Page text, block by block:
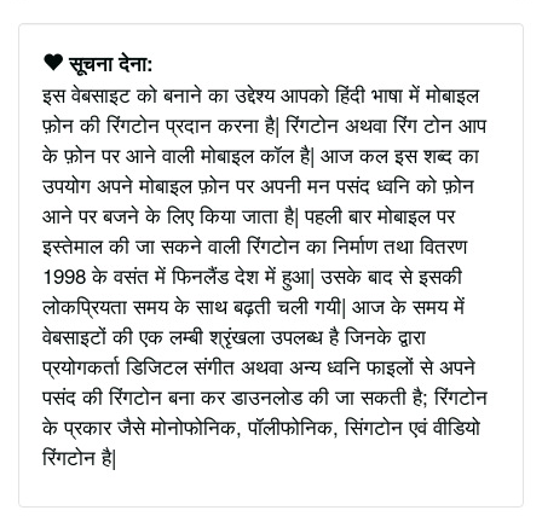
सूचना देना:
इस वेबसाइट को बनाने का उद्देश्य आपको हिंदी भाषा में मोबाइल
फ़ोन की रिंगटोन प्रदान करना है| रिंगटोन अथवा रिंग टोन आप
के फ़ोन पर आने वाली मोबाइल कॉल है| आज कल इस शब्द का
उपयोग अपने मोबाइल फ़ोन पर अपनी मन पसंद ध्वनि को फ़ोन
आने पर बजने के लिए किया जाता है| पहली बार मोबाइल पर
इस्तेमाल की जा सकने वाली रिंगटोन का निर्माण तथा वितरण
1998 के वसंत में फिनलैंड देश में हुआ| उसके बाद से इसकी
लोकप्रियता समय के साथ बढ़ती चली गयी| आज के समय में
वेबसाइटों की एक लम्बी श्रृंखला उपलब्ध है जिनके द्वारा
प्रयोगकर्ता डिजिटल संगीत अथवा अन्य ध्वनि फाइलों से अपने
पसंद की रिंगटोन बना कर डाउनलोड की जा सकती है; रिंगटोन
के प्रकार जैसे मोनोफोनिक, पॉलीफोनिक, सिंगटोन एवं वीडियो
रिंगटोन है|